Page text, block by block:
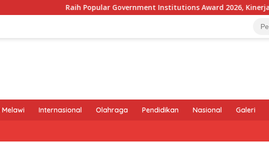
Raih Popular Government Institutions Award 2026, Kinerja
Melawi Internasional Olahraga Pendidikan Nasional Galeri